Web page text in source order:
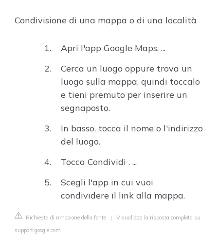
Condivisione di una mappa o di una località
Apri l'app Google Maps. ...
Cerca un luogo oppure trova un
luogo sulla mappa, quindi toccalo
e tieni premuto per inserire un
segnaposto.
In basso, tocca il nome o l'indirizzo
del luogo.
Tocca Condividi . ...
Scegli l'app in cui vuoi
condividere il link alla mappa.
Richiesta di rimozione della fonte | Visualizza la risposta completa su
support.google.com